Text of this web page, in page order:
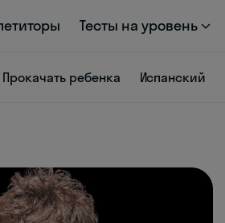
Тесты на уровень
Прокачать ребенка Испанский